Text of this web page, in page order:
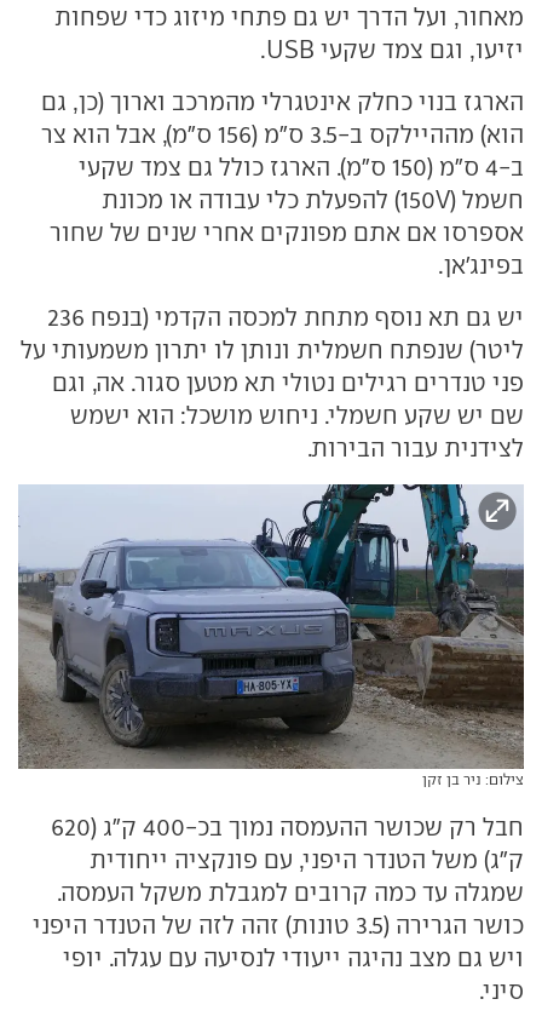
מאחור, ועל הדרך יש גם פתחי מיזוג כדי שפחות
יזיעו, וגם צמד שקעי USB.
הארגז בנוי כחלק אינטגרלי מהמרכב וארוך (כן, גם
הוא) מההיילקס ב-3.5 ס"מ (156 ס"מ), אבל הוא צר
ב-4 ס"מ (150 ס"מ). הארגז כולל גם צמד שקעי
חשמל (150V) להפעלת כלי עבודה או מכונת
אספרסו אם אתם מפונקים אחרי שנים של שחור
בפינג'אן.
יש גם תא נוסף מתחת למכסה הקדמי (בנפח 236
ליטר) שנפתח חשמלית ונותן לו יתרון משמעותי על
פני טנדרים רגילים נטולי תא מטען סגור. אה, וגם
שם יש שקע חשמלי. ניחוש מושכל: הוא ישמש
לצידנית עבור הבירות.
צילום: ניר בן זקן
חבל רק שכושר ההעמסה נמוך בכ-400 ק"ג (620
ק"ג) משל הטנדר היפני, עם פונקציה ייחודית
שמגלה עד כמה קרובים למגבלת משקל העמסה.
כושר הגרירה (3.5 טונות) זהה לזה של הטנדר היפני
ויש גם מצב נהיגה ייעודי לנסיעה עם עגלה. יופי
סיני.